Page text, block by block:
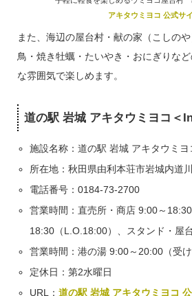
アキタウミヨコ 公式サ
また、海辺の屋台村・献の家（こしの
鳥・焼き牡蠣・たいやき・おにぎりな
な雰囲気で楽しめます。
道の駅 岩城 アキタウミヨコ＜
施設名称：道の駅 岩城 アキタウミヨ
所在地：秋田県由利本荘市岩城内道
電話番号：0184-73-2700
営業時間：直売所・商店 9:00～
18:30（L.O.18:00）、スタンド・屋
営業時間：港の湯 9:00～20:00（受け
定休日：第2水曜日
URL：道の駅 岩城 アキタウミヨコ